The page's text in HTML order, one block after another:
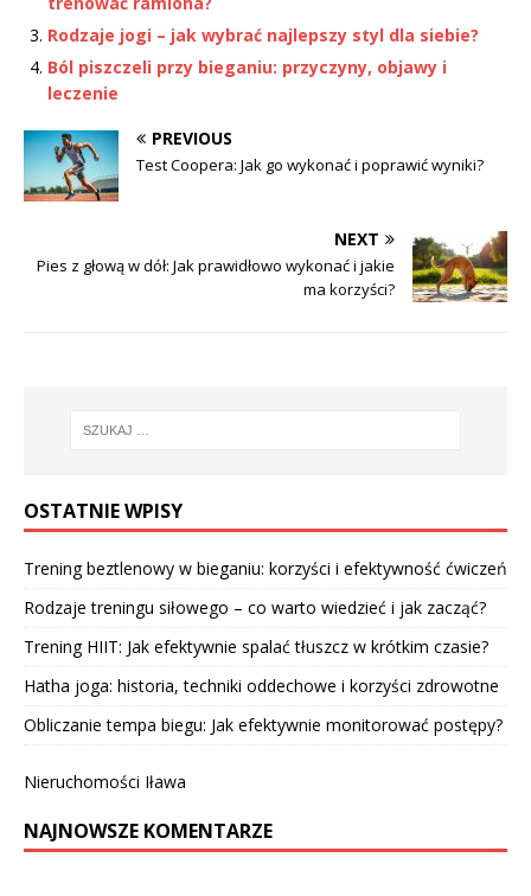
Rodzaje jogi – jak wybrać najlepszy styl dla siebie?
Ból piszczeli przy bieganiu: przyczyny, objawy i
leczenie
PREVIOUS
Test Coopera: Jak go wykonać i poprawić wyniki?
NEXT
Pies z głową w dół: Jak prawidłowo wykonać i jakie
ma korzyści?
OSTATNIE WPISY
Trening beztlenowy w bieganiu: korzyści i efektywność ćwiczeń
Rodzaje treningu siłowego – co warto wiedzieć i jak zacząć?
Trening HIIT: Jak efektywnie spalać tłuszcz w krótkim czasie?
Hatha joga: historia, techniki oddechowe i korzyści zdrowotne
Obliczanie tempa biegu: Jak efektywnie monitorować postępy?
Nieruchomości Iława
NAJNOWSZE KOMENTARZE